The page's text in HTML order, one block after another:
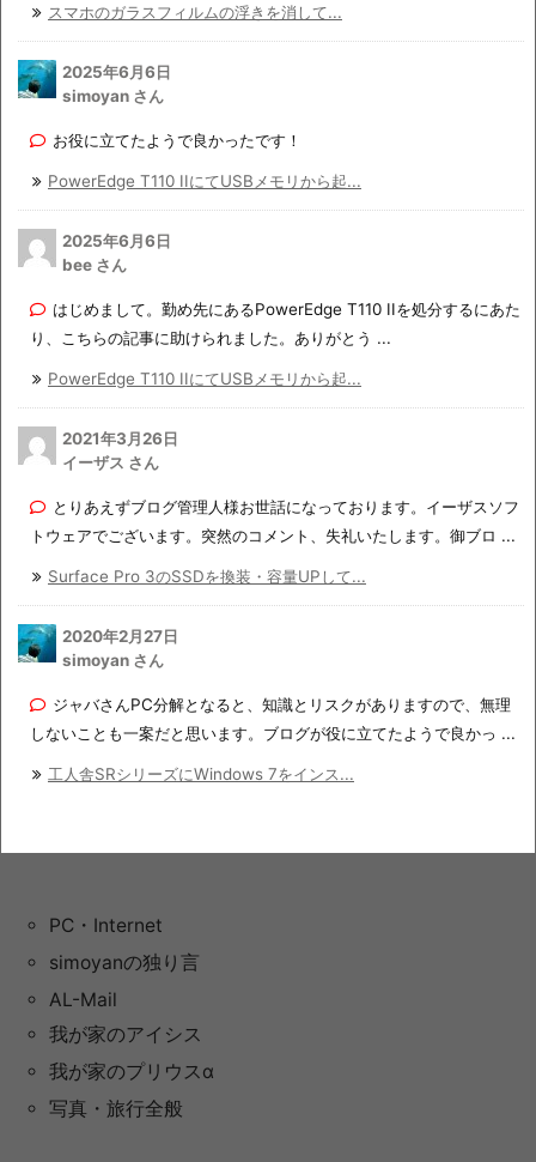
スマホのガラスフィルムの浮きを消して...
2025年6月6日
simoyan さん
お役に立てたようで良かったです！
PowerEdge T110 IIにてUSBメモリから起...
2025年6月6日
bee さん
はじめまして。勤め先にあるPowerEdge T110 IIを処分するにあた
り、こちらの記事に助けられました。ありがとう ...
PowerEdge T110 IIにてUSBメモリから起...
2021年3月26日
イーザス さん
とりあえずブログ管理人様お世話になっております。イーザスソフ
トウェアでございます。突然のコメント、失礼いたします。御ブロ ...
Surface Pro 3のSSDを換装・容量UPして...
2020年2月27日
simoyan さん
ジャバさんPC分解となると、知識とリスクがありますので、無理
しないことも一案だと思います。ブログが役に立てたようで良かっ ...
工人舎SRシリーズにWindows 7をインス...
PC・Internet
simoyanの独り言
AL-Mail
我が家のアイシス
我が家のプリウスα
写真・旅行全般